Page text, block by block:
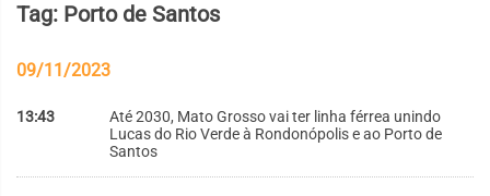
Tag: Porto de Santos
09/11/2023
13:43
Até 2030, Mato Grosso vai ter linha férrea unindo
Lucas do Rio Verde à Rondonópolis e ao Porto de
Santos